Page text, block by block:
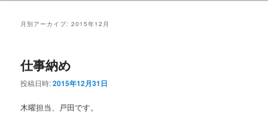
コ
ン
月別アーカイブ:2015年12月
仕事納め
投稿日時:2015年12月31日
木曜担当、戸田です。